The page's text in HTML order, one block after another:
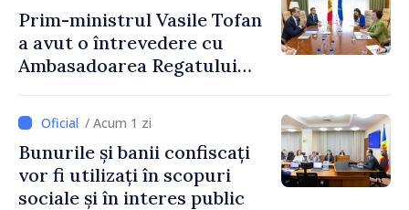
Prim-ministrul Vasile Tofan
a avut o întrevedere cu
Ambasadoarea Regatului
Irlandei de Nord, Fern
Horine / Acum 1 zi
Bunurile și banii confiscați
vor fi utilizați în scopuri
sociale și în interes public